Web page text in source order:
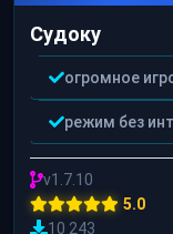
Судоку
огромное
режим без
v1.7.10
5.0
10 243